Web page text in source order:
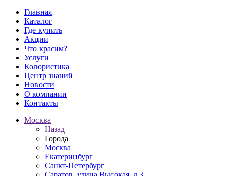
Главная
Каталог
Где купить
Акции
Что красим?
Услуги
Колористика
Центр знаний
Новости
О компании
Контакты
Москва
Назад
Города
Москва
Екатеринбург
Санкт-Петербург